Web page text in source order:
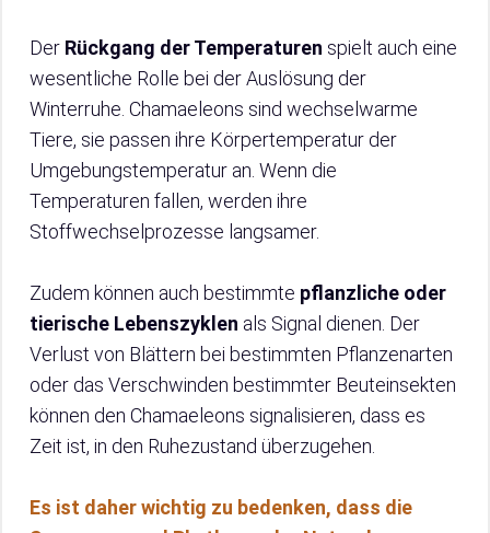
Der Rückgang der Temperaturen spielt auch eine
wesentliche Rolle bei der Auslösung der
Winterruhe. Chamaeleons sind wechselwarme
Tiere, sie passen ihre Körpertemperatur der
Umgebungstemperatur an. Wenn die
Temperaturen fallen, werden ihre
Stoffwechselprozesse langsamer.
Zudem können auch bestimmte pflanzliche oder
tierische Lebenszyklen als Signal dienen. Der
Verlust von Blättern bei bestimmten Pflanzenarten
oder das Verschwinden bestimmter Beuteinsekten
können den Chamaeleons signalisieren, dass es
Zeit ist, in den Ruhezustand überzugehen.
Es ist daher wichtig zu bedenken, dass die